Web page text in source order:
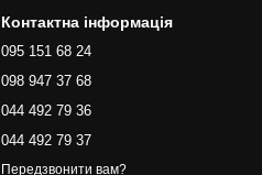
Контактна інформація
095 151 68 24
098 947 37 68
044 492 79 36
044 492 79 37
Передзвонити вам?